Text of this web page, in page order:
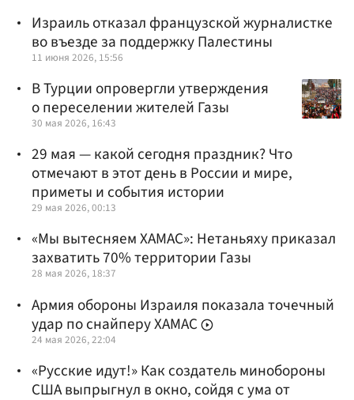
Израиль отказал французской журналистке
во въезде за поддержку Палестины
11 июня 2026, 15:56
В Турции опровергли утверждения
о переселении жителей Газы
30 мая 2026, 16:43
29 мая — какой сегодня праздник? Что
отмечают в этот день в России и мире,
приметы и события истории
29 мая 2026, 00:13
«Мы вытесняем ХАМАС»: Нетаньяху приказал
захватить 70% территории Газы
28 мая 2026, 18:37
Армия обороны Израиля показала точечный
удар по снайперу ХАМАС
24 мая 2026, 22:04
«Русские идут!» Как создатель минобороны
США выпрыгнул в окно, сойдя с ума от